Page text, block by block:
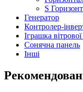
S
Генератор
Контролер-
Іграшка
Сонячна панель
Інші